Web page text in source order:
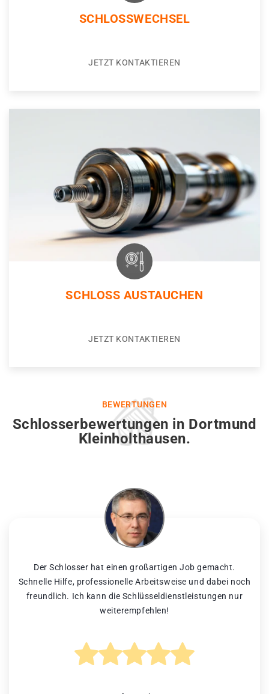
SCHLOSSWECHSEL
JETZT KONTAKTIEREN
SCHLOSS AUSTAUCHEN
JETZT KONTAKTIEREN
BEWERTUNGEN
Schlosserbewertungen in Dortmund
Kleinholthausen.
Der Schlosser hat einen großartigen Job gemacht.
Schnelle Hilfe, professionelle Arbeitsweise und dabei noch
freundlich. Ich kann die Schlüsseldienstleistungen nur
weiterempfehlen!